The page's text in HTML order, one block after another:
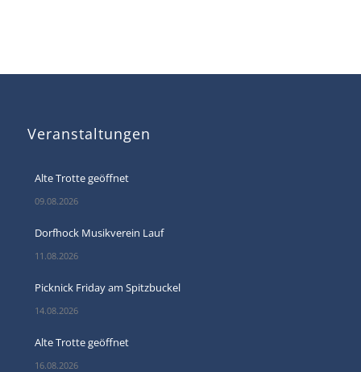
Veranstaltungen
Alte Trotte geöffnet
09.08.2026
Dorfhock Musikverein Lauf
11.08.2026
Picknick Friday am Spitzbuckel
14.08.2026
Alte Trotte geöffnet
16.08.2026